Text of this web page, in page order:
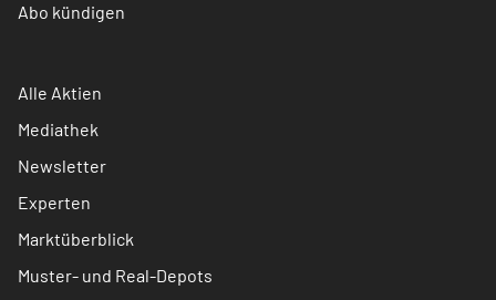
Abo kündigen
Alle Aktien
Mediathek
Newsletter
Experten
Marktüberblick
Muster- und Real-Depots